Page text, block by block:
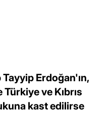
Erdoğan'ın,
ve Kıbrıs
kast edilirse